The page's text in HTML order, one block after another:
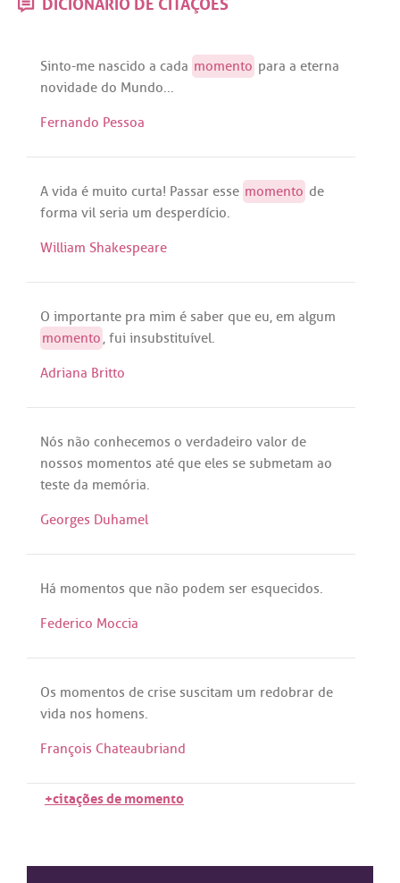
Sinto-me nascido a cada momento para a eterna
novidade do Mundo...
Fernando Pessoa
A vida é muito curta! Passar esse momento de
forma vil seria um desperdício.
William Shakespeare
O importante pra mim é saber que eu, em algum
momento , fui insubstituível.
Adriana Britto
Nós não conhecemos o verdadeiro valor de
nossos momentos até que eles se submetam ao
teste da memória.
Georges Duhamel
Há momentos que não podem ser esquecidos.
Federico Moccia
Os momentos de crise suscitam um redobrar de
vida nos homens.
François Chateaubriand
+citações de momento